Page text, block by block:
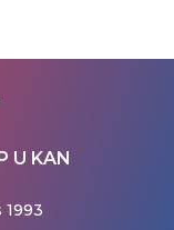
U KAN